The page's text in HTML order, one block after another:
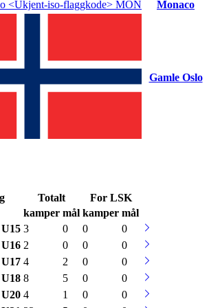
<Ukjent-iso-flaggkode> MON Monaco
Gamle Oslo
Totalt
For LSK
kamper mål kamper mål
U15 3 0 0
0
U16 2 0 0
0
U17 4 2 0
0
U18 8 5 0
0
U20 4 1 0
0